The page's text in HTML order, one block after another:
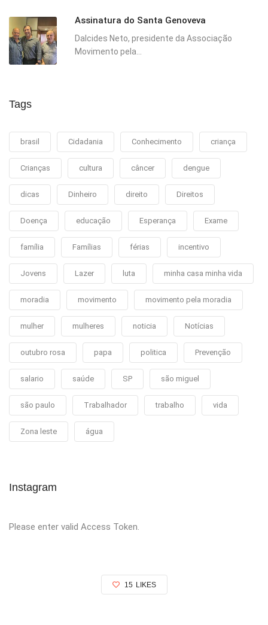
Assinatura do Santa Genoveva
Dalcides Neto, presidente da Associação
Movimento pela...
Tags
brasil Cidadania Conhecimento criança
Crianças cultura câncer dengue
dicas Dinheiro direito Direitos
Doença educação Esperança Exame
família Famílias férias incentivo
Jovens Lazer luta minha casa minha vida
moradia movimento movimento pela moradia
mulher mulheres noticia Notícias
outubro rosa papa politica Prevenção
salario saúde SP são miguel
são paulo Trabalhador trabalho vida
Zona leste água
Instagram
Please enter valid Access Token.
15 LIKES